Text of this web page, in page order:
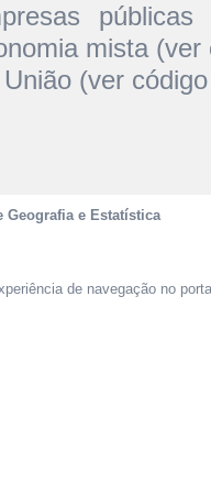
mista
(ver
Geografia e Estatística
de navegação no